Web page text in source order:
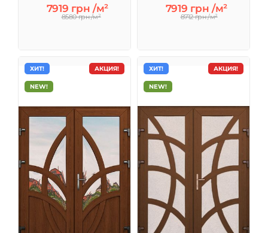
7919 грн /м²
8580 грн /м²
7919 грн /м²
8712 грн /м²
АКЦИЯ!
ХИТ!
NEW!
АКЦИЯ!
ХИТ!
NEW!